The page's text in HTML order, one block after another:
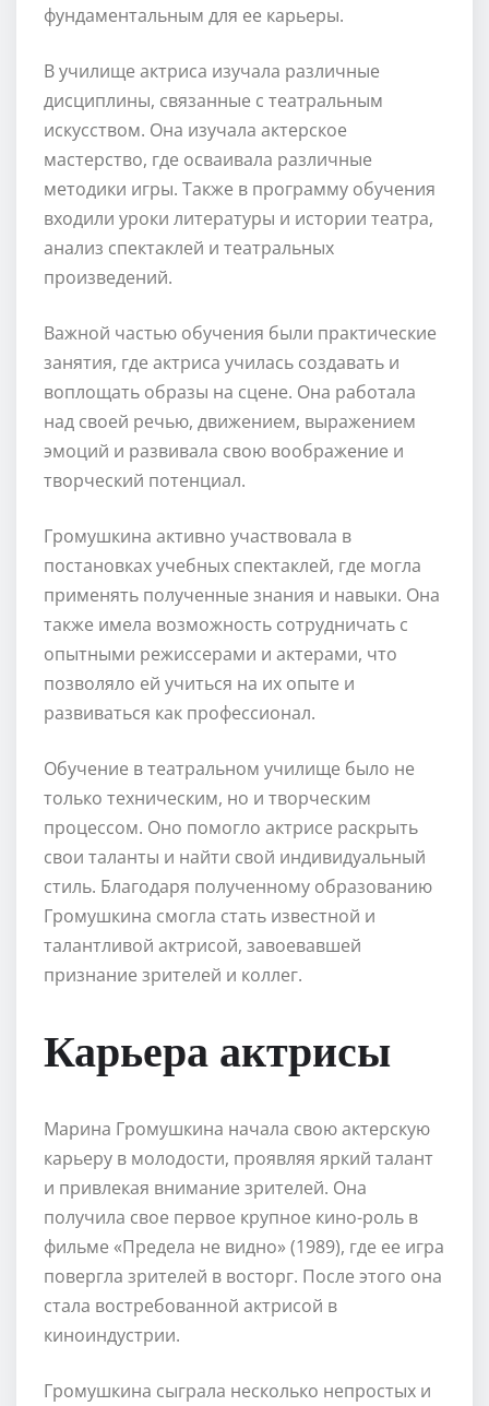
фундаментальным для ее карьеры.
В училище актриса изучала различные
дисциплины, связанные с театральным
искусством. Она изучала актерское
мастерство, где осваивала различные
методики игры. Также в программу обучения
входили уроки литературы и истории театра,
анализ спектаклей и театральных
произведений.
Важной частью обучения были практические
занятия, где актриса училась создавать и
воплощать образы на сцене. Она работала
над своей речью, движением, выражением
эмоций и развивала свою воображение и
творческий потенциал.
Громушкина активно участвовала в
постановках учебных спектаклей, где могла
применять полученные знания и навыки. Она
также имела возможность сотрудничать с
опытными режиссерами и актерами, что
позволяло ей учиться на их опыте и
развиваться как профессионал.
Обучение в театральном училище было не
только техническим, но и творческим
процессом. Оно помогло актрисе раскрыть
свои таланты и найти свой индивидуальный
стиль. Благодаря полученному образованию
Громушкина смогла стать известной и
талантливой актрисой, завоевавшей
признание зрителей и коллег.
Карьера актрисы
Марина Громушкина начала свою актерскую
карьеру в молодости, проявляя яркий талант
и привлекая внимание зрителей. Она
получила свое первое крупное кино-роль в
фильме «Предела не видно» (1989), где ее игра
повергла зрителей в восторг. После этого она
стала востребованной актрисой в
киноиндустрии.
Громушкина сыграла несколько непростых и